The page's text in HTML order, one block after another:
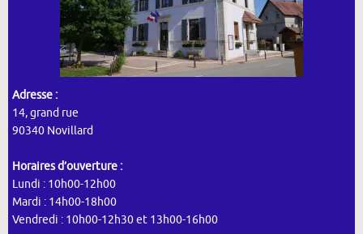
Adresse :
14, grand rue
90340 Novillard
Horaires d’ouverture :
Lundi : 10h00-12h00
Mardi : 14h00-18h00
Vendredi : 10h00-12h30 et 13h00-16h00